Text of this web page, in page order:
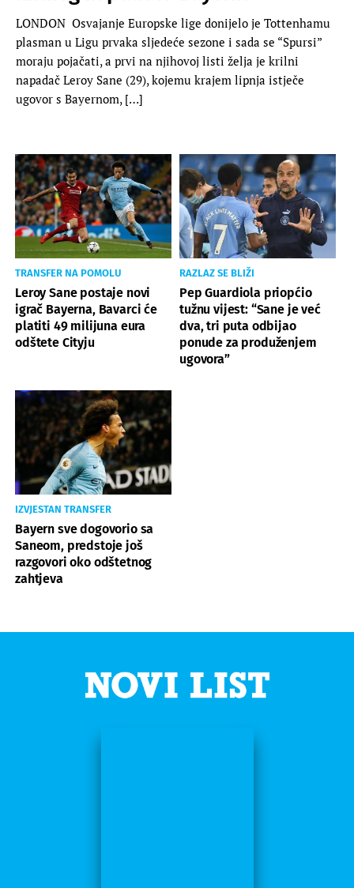
LONDON Osvajanje Europske lige donijelo je Tottenhamu
plasman u Ligu prvaka sljedeće sezone i sada se “Spursi”
moraju pojačati, a prvi na njihovoj listi želja je krilni
napadač Leroy Sane (29), kojemu krajem lipnja istječe
ugovor s Bayernom, […]
TRANSFER NA POMOLU
Leroy Sane postaje novi
igrač Bayerna, Bavarci će
platiti 49 milijuna eura
odštete Cityju
RAZLAZ SE BLIŽI
Pep Guardiola priopćio
tužnu vijest: “Sane je već
dva, tri puta odbijao
ponude za produženjem
ugovora”
IZVJESTAN TRANSFER
Bayern sve dogovorio sa
Saneom, predstoje još
razgovori oko odštetnog
zahtjeva